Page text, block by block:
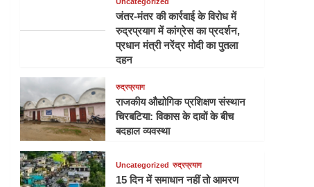
जंतर-मंतर की कार्रवाई के विरोध में
रुद्रप्रयाग में कांग्रेस का प्रदर्शन,
प्रधान मंत्री नरेंद्र मोदी का पुतला
दहन
रुद्रप्रयाग
राजकीय औद्योगिक प्रशिक्षण संस्थान
चिरबटिया: विकास के दावों के बीच
बदहाल व्यवस्था
Uncategorized रुद्रप्रयाग
15 दिन में समाधान नहीं तो आमरण